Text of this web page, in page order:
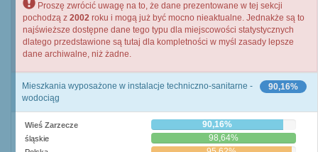
Proszę zwrócić uwagę na to, że dane prezentowane w tej sekcji
pochodzą z 2002 roku i mogą już być mocno nieaktualne. Jednakże są to
najświeższe dostępne dane tego typu dla miejscowości statystycznych
dlatego przedstawione są tutaj dla kompletności w myśl zasady lepsze
dane archiwalne, niż żadne.
90,16%
Mieszkania wyposażone w instalacje techniczno-sanitarne -
wodociąg
Wieś Zarzecze 90,16%
śląskie 98,64%